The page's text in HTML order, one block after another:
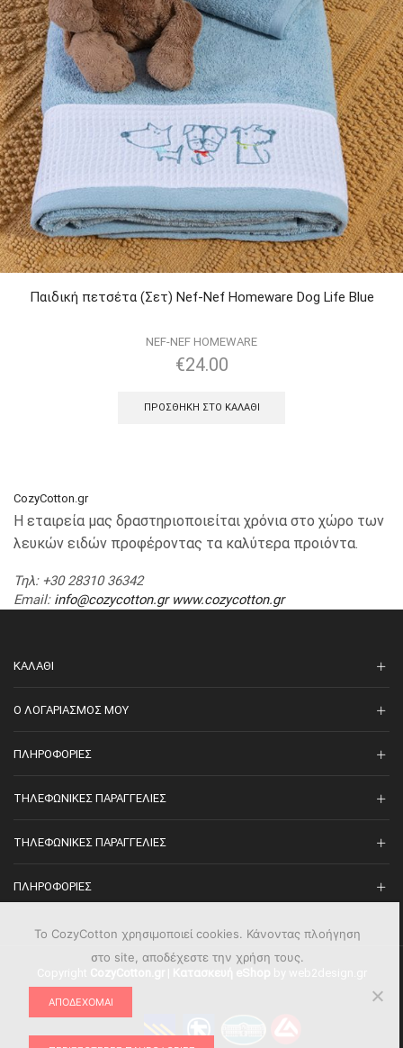
Παιδική πετσέτα (Σετ) Nef-Nef Homeware Dog Life Blue
NEF-NEF HOMEWARE
€24.00
ΠΡΟΣΘΉΚΗ ΣΤΟ ΚΑΛΆΘΙ
CozyCotton.gr
Η εταιρεία μας δραστηριοποιείται χρόνια στο χώρο των
λευκών ειδών προφέροντας τα καλύτερα προιόντα.
Τηλ: +30 28310 36342
Email: info@cozycotton.gr www.cozycotton.gr
ΚΑΛΆΘΙ
O ΛΟΓΑΡΙΑΣΜΌΣ ΜΟΥ
ΠΛΗΡΟΦΟΡΊΕΣ
ΤΗΛΕΦΩΝΙΚΈΣ ΠΑΡΑΓΓΕΛΊΕΣ
ΤΗΛΕΦΩΝΙΚΈΣ ΠΑΡΑΓΓΕΛΊΕΣ
ΠΛΗΡΟΦΟΡΊΕΣ
Το CozyCotton χρησιμοποιεί cookies. Κάνοντας πλοήγηση
στο site, αποδέχεστε την χρήση τους.
ΑΠΟΔΈΧΟΜΑΙ